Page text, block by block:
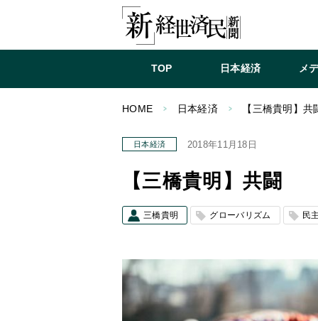
TOP 日本経済 メ
HOME 日本経済 【三橋貴明】共
日本経済 2018年11月18日
【三橋貴明】共闘
三橋貴明 グローバリズム 民